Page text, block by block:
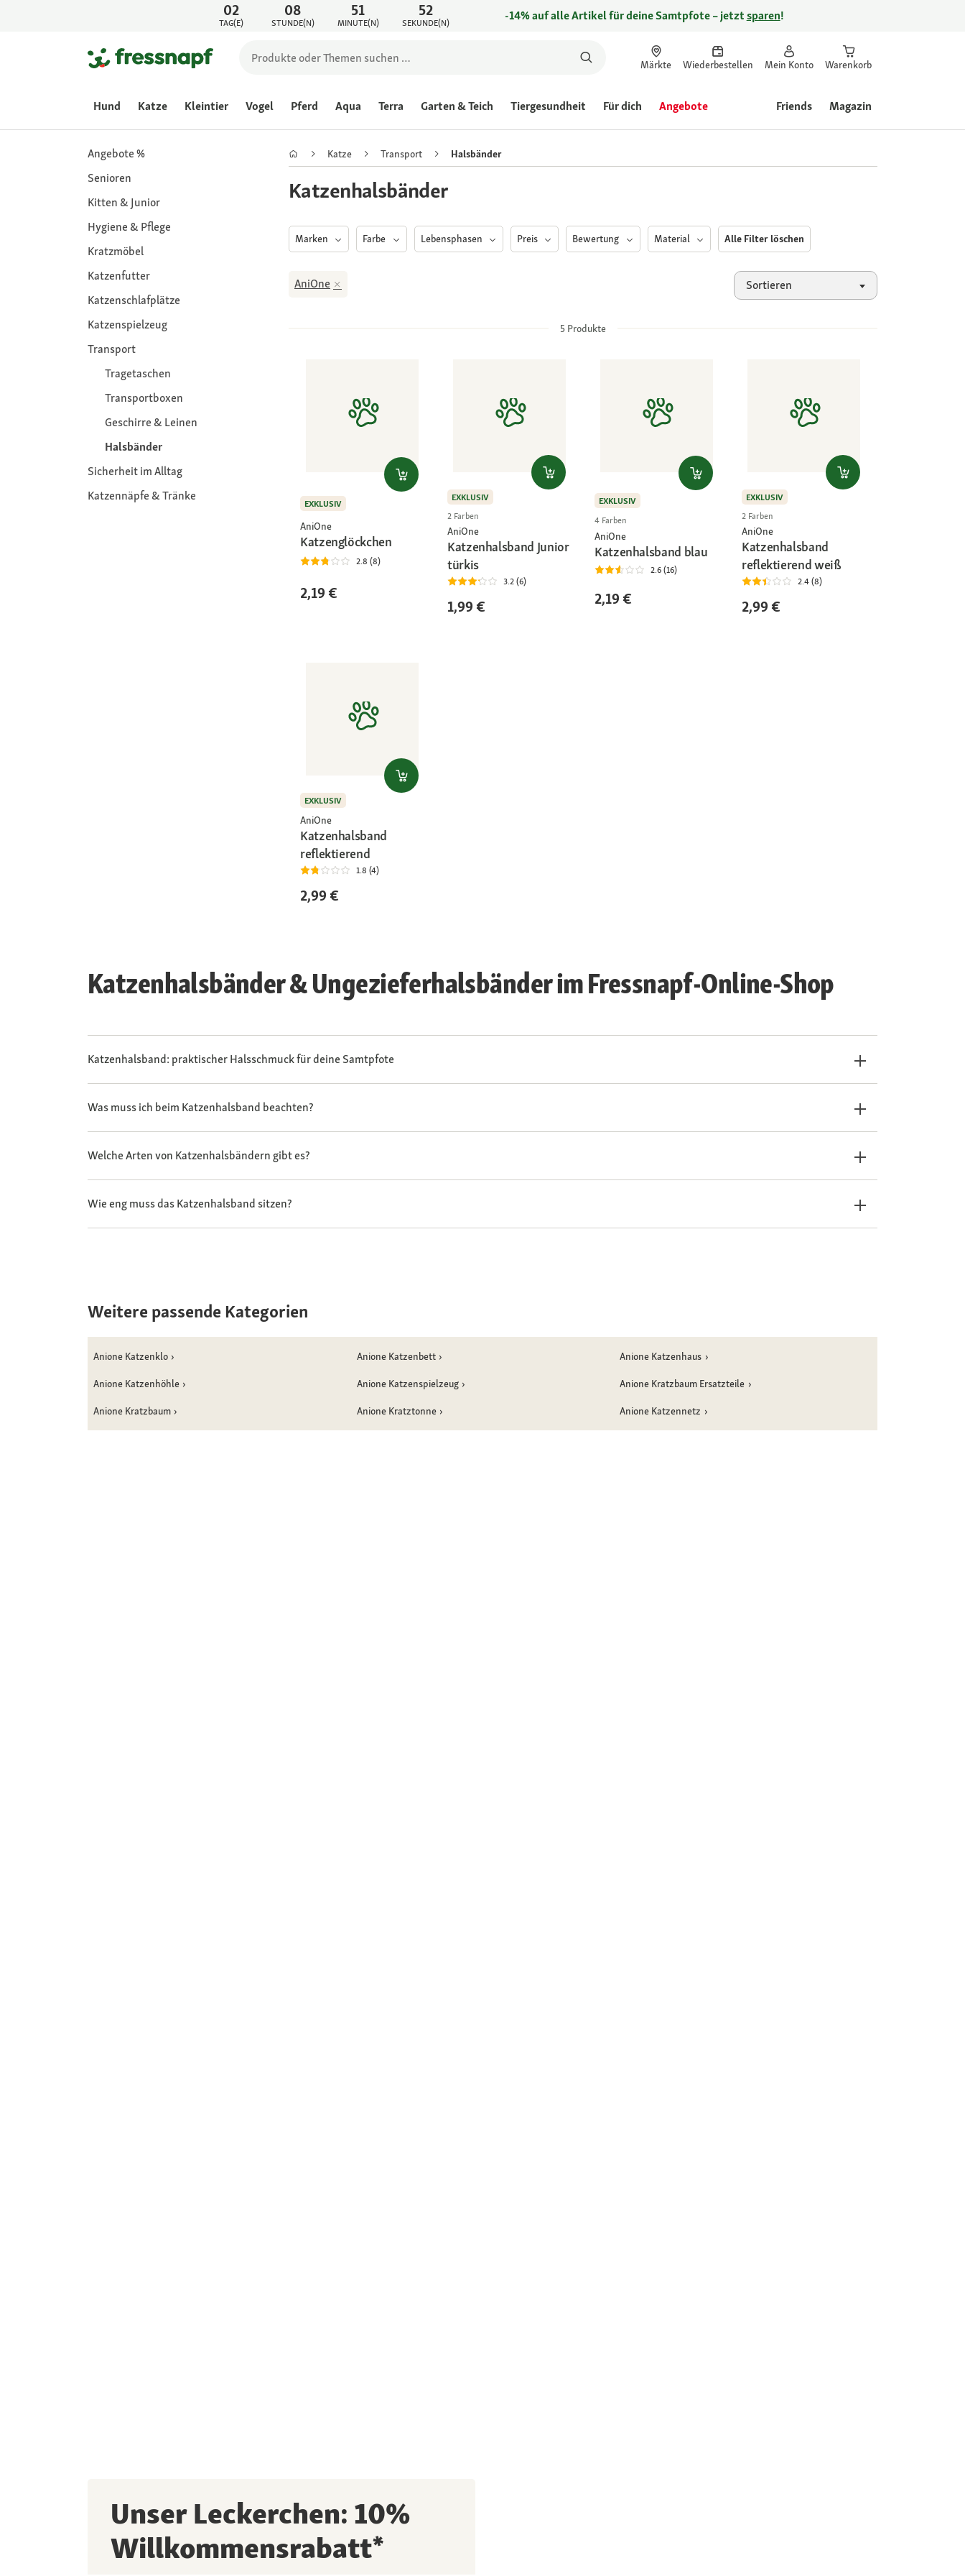
02
TAG(E)
08
STUNDE(N)
51
MINUTE(N)
52
SEKUNDE(N) -14% auf alle Artikel für deine Samtpfote – jetztsparen!
Märkte Wiederbestellen Mein Konto Warenkorb
Hund Katze Kleintier Vogel Pferd Aqua Terra Garten & Teich Tiergesundheit Für dich Angebote Friends Magazin
Angebote %
Senioren
Kitten & Junior
Hygiene & Pflege
Kratzmöbel
Katzenfutter
Katzenschlafplätze
Katzenspielzeug
Transport
Tragetaschen
Transportboxen
Geschirre & Leinen
Halsbänder
Sicherheit im Alltag
Katzennäpfe & Tränke
Katze Transport Halsbänder
Katzenhalsbänder
Marken Farbe Lebensphasen Preis Bewertung Material Alle Filter löschen
Sortieren
AniOne
5 Produkte
EXKLUSIV
AniOne
Katzenglöckchen
2.8 (8)
2,19 €
EXKLUSIV
2 Farben
AniOne
Katzenhalsband Junior
türkis
3.2 (6)
1,99 €
EXKLUSIV
4 Farben
AniOne
Katzenhalsband blau
2.6 (16)
2,19 €
EXKLUSIV
2 Farben
AniOne
Katzenhalsband
reflektierend weiß
2.4 (8)
2,99 €
EXKLUSIV
AniOne
Katzenhalsband
reflektierend
1.8 (4)
2,99 €
Katzenhalsbänder & Ungezieferhalsbänder im Fressnapf-Online-Shop
Katzenhalsband: praktischer Halsschmuck für deine Samtpfote
Was muss ich beim Katzenhalsband beachten?
Welche Arten von Katzenhalsbändern gibt es?
Wie eng muss das Katzenhalsband sitzen?
Weitere passende Kategorien
Anione Katzenklo Anione Katzenbett Anione Katzenhaus
Anione Katzenhöhle Anione Katzenspielzeug Anione Kratzbaum Ersatzteile
Anione Kratzbaum Anione Kratztonne Anione Katzennetz
Unser Leckerchen: 10%
Willkommensrabatt*